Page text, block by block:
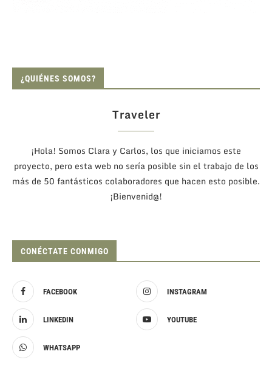
¿QUIÉNES SOMOS?
Traveler
¡Hola! Somos Clara y Carlos, los que iniciamos este
proyecto, pero esta web no sería posible sin el trabajo de los
más de 50 fantásticos colaboradores que hacen esto posible.
¡Bienvenid@!
CONÉCTATE CONMIGO
FACEBOOK INSTAGRAM
LINKEDIN YOUTUBE
WHATSAPP